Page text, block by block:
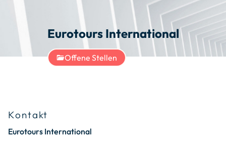
Eurotours International
Offene Stellen
Kontakt
Eurotours International